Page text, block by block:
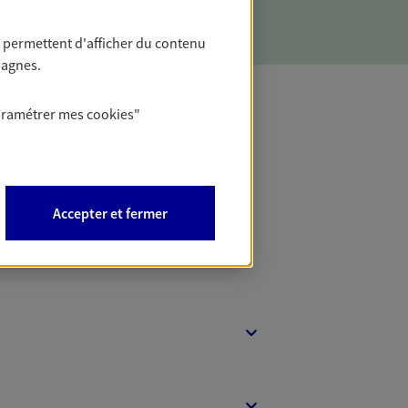
Protection
d'afficher du contenu
mescookies"
Accepter et fermer